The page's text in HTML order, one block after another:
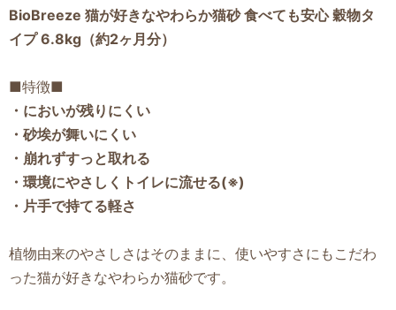
BioBreeze 猫が好きなやわらか猫砂 食べても安心 穀物タ
イプ 6.8kg（約2ヶ月分）
■特徴■
・においが残りにくい
・砂埃が舞いにくい
・崩れずすっと取れる
・環境にやさしくトイレに流せる(※)
・片手で持てる軽さ
植物由来のやさしさはそのままに、使いやすさにもこだわ
った猫が好きなやわらか猫砂です。